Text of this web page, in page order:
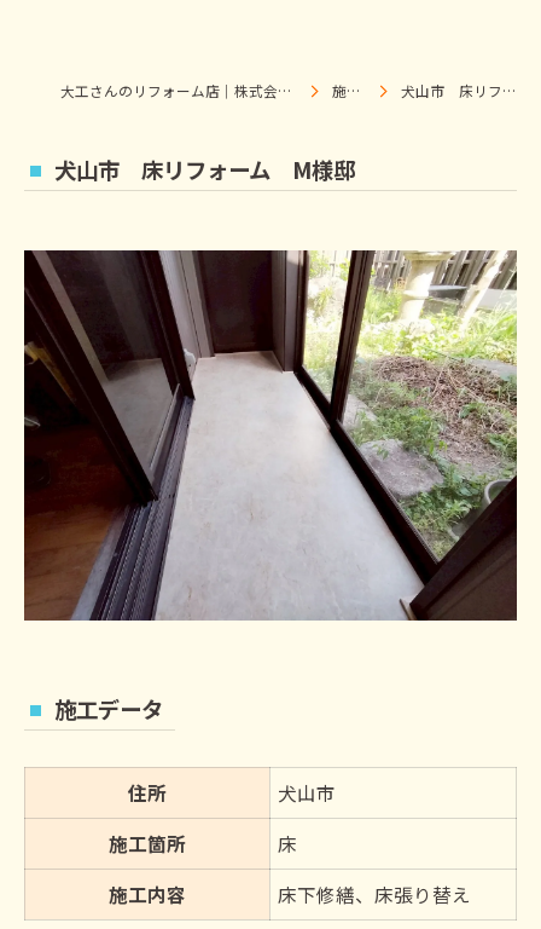
大工さんのリフォーム店｜株式会社ウィズホーム｜扶桑・犬山 施工事例 犬山市 床リフォーム M様邸
犬山市 床リフォーム M様邸
施工データ
住所
犬山市
施工箇所
床
施工内容
床下修繕、床張り替え